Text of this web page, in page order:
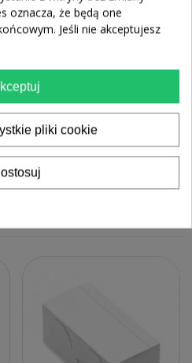
Samodomykacz Gazowy
KANON
152,80 zł
oznacza, że będą one
Jeśli nie akceptujesz
pliki cookie